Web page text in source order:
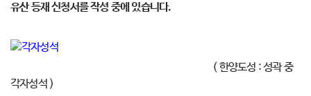
유산 등재 신청서를 작성 중에 있습니다.
( 한양도성 : 성곽 중
각자성석 )